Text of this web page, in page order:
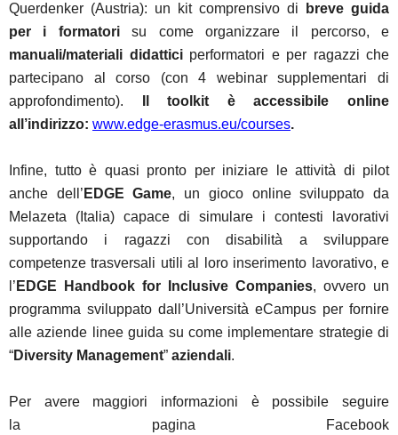
Querdenker (Austria): un kit comprensivo di
breve guida
per i formatorisu come organizzare il percorso, e
manuali/materiali didatticiperformatori e per ragazzi che
partecipano al corso (con 4 webinar supplementari di
approfondimento).
Il toolkit è accessibile online
all’indirizzo: www.edge-erasmus.eu/courses.
Infine, tutto è quasi pronto per iniziare le attività di pilot
anche dell’ EDGE Game, un gioco online sviluppato da
Melazeta (Italia) capace di simulare i contesti lavorativi
supportando i ragazzi con disabilità a sviluppare
competenze trasversali utili al loro inserimento lavorativo, e
l’ EDGE Handbook for Inclusive Companies, ovvero un
programma sviluppato dall’Università eCampus per fornire
alle aziende linee guida su come implementare strategie di
“Diversity Management” aziendali.
Per avere maggiori informazioni è possibile seguire
la pagina Facebook